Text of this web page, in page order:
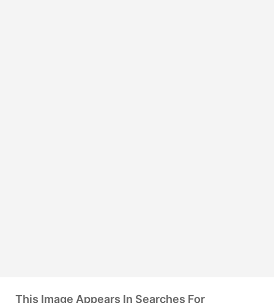
This Image Appears In Searches For